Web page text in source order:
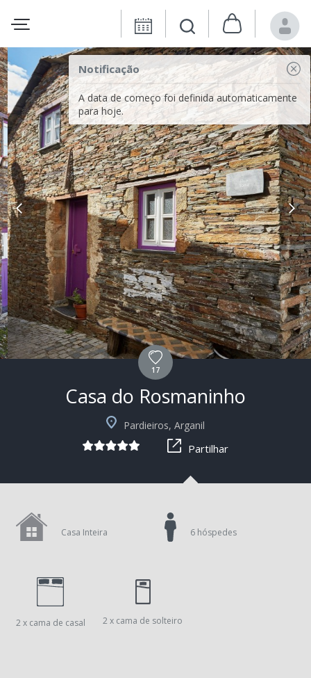
Notificação
A data de começo foi definida automaticamente
para hoje.
17
Casa do Rosmaninho
Pardieiros, Arganil
Partilhar
Casa Inteira
2 x cama de casal 2 x cama de solteiro
6 hóspedes